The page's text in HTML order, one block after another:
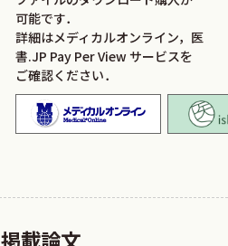
可能です．
詳細はメディカルオンライン，医
書.JP Pay Per View サービスを
ご確認ください．
メディ
掲載論文